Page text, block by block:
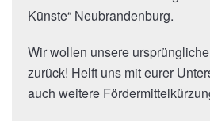
Künste“ Neubrandenburg.
Wir wollen unsere
zurück! Helft uns mit eurer
auch weitere